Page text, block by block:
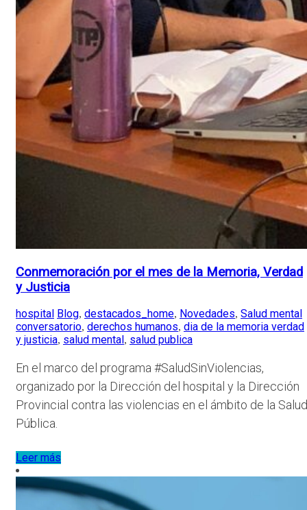
Conmemoración por el mes de la Memoria, Verdad
y Justicia
hospital Blog, destacados_home, Novedades, Salud mental
conversatorio, derechos humanos, dia de la memoria verdad
y justicia, salud mental , salud publica
En el marco del programa #SaludSinViolencias,
organizado por la Dirección del hospital y la Dirección
Provincial contra las violencias en el ámbito de la Salud
Pública.
Leer más